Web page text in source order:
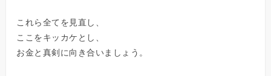
これら全てを見直し、
ここをキッカケとし、
お金と真剣に向き合いましょう。